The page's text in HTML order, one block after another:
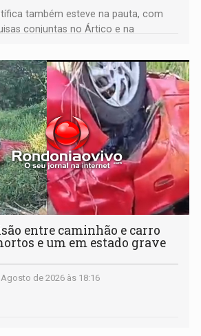
também esteve na pauta, com
conjuntas no Ártico e na
entre caminhão e carro
e um em estado grave
de 2026 às 18:16